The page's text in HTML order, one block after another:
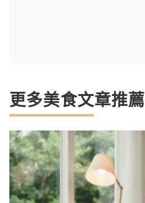
更多美食文章推薦